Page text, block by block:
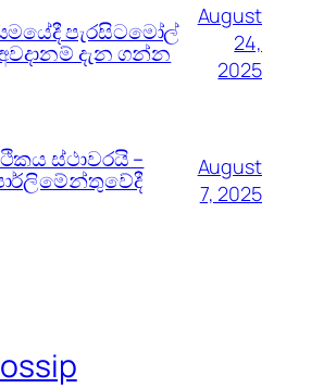
පැරසිටමෝල්
දැන ගන්න
August
24,
2025
ස්ථාවරයි –
August
7, 2025